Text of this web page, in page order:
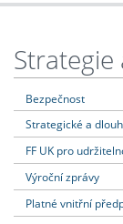
Bezpečnost
Strategické a
FF UK pro
Výroční zprávy
Platné vnitřní